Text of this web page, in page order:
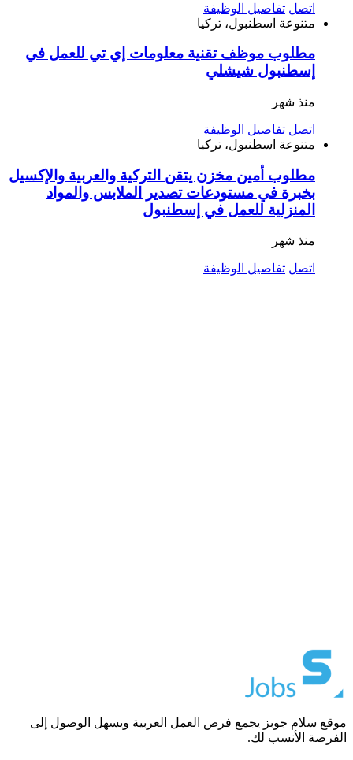
اتصل تفاصيل الوظيفة
متنوعة اسطنبول، تركيا
مطلوب موظف تقنية معلومات إي تي للعمل في
إسطنبول شيشلي
منذ شهر
اتصل تفاصيل الوظيفة
متنوعة اسطنبول، تركيا
مطلوب أمين مخزن يتقن التركية والعربية والإكسيل
بخبرة في مستودعات تصدير الملابس والمواد
المنزلية للعمل في إسطنبول
منذ شهر
اتصل تفاصيل الوظيفة
موقع سلام جوبز يجمع فرص العمل العربية ويسهل الوصول إلى
الفرصة الأنسب لك.